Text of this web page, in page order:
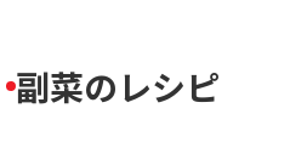
副菜のレシピ